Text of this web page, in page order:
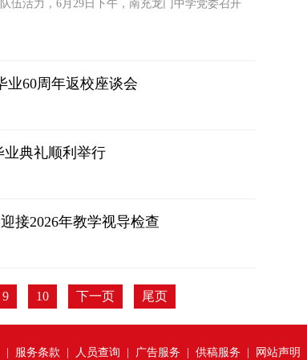
伍活力，6月29日下午，南充龙门中学党委召开
业60周年返校座谈会
典礼顺利举行
接2026年教学视导检查
9 10 下一页 尾页
服务条款 人员查询 广告服务 供稿服务 网站声明